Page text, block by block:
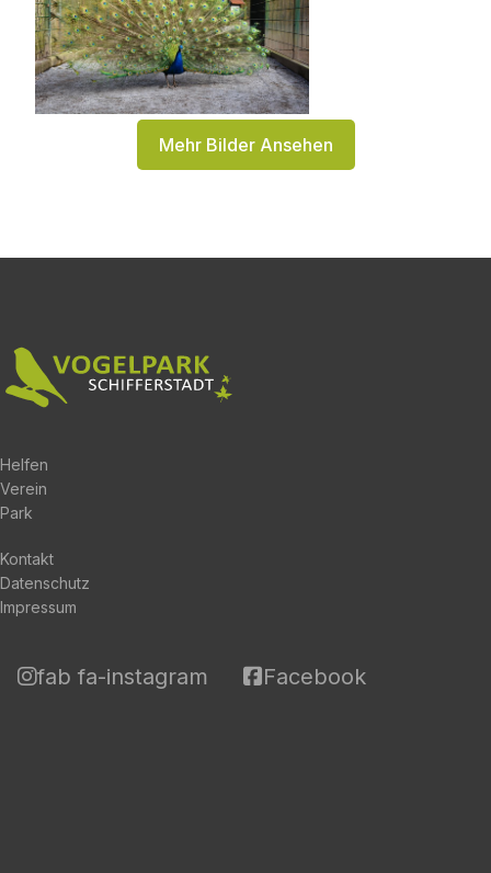
Mehr Bilder Ansehen
Helfen
Verein
Park
Kontakt
Datenschutz
Impressum
fab fa-instagram Facebook